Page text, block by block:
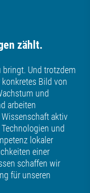
zählt.
bringt. Und trotzdem
konkretes Bild von
und
arbeiten
aktiv
und
lokaler
einer
schaffen wir
für unseren